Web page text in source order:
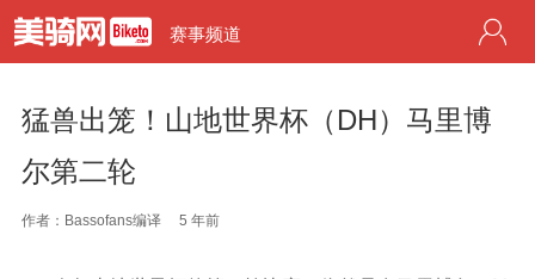
赛事频道
猛兽出笼！山地世界杯（DH）马里博
尔第二轮
作者：Bassofans编译 5 年前